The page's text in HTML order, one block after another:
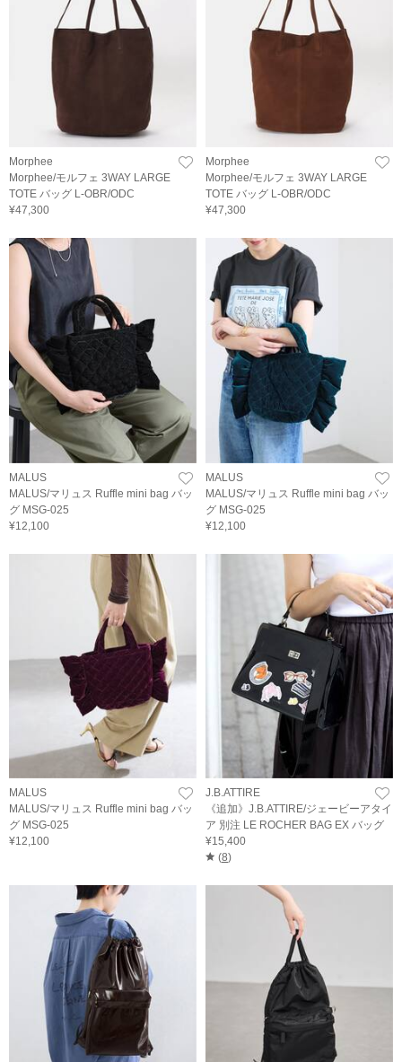
Morphee
Morphee/モルフェ 3WAY LARGE
TOTE バッグ L-OBR/ODC
¥47,300
Morphee
Morphee/モルフェ 3WAY LARGE
TOTE バッグ L-OBR/ODC
¥47,300
MALUS
MALUS/マリュス Ruffle mini bag バッ
グ MSG-025
¥12,100
MALUS
MALUS/マリュス Ruffle mini bag バッ
グ MSG-025
¥12,100
MALUS
MALUS/マリュス Ruffle mini bag バッ
グ MSG-025
¥12,100
J.B.ATTIRE
《追加》J.B.ATTIRE/ジェービーアタイ
ア 別注 LE ROCHER BAG EX バッグ
¥15,400
(8)